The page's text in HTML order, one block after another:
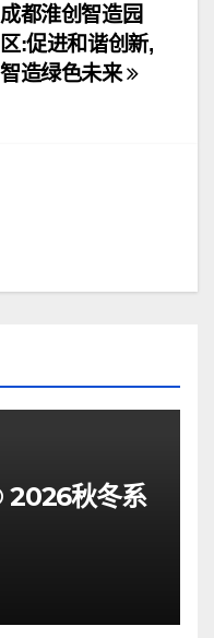
成都淮创智造园
区:促进和谐创新,
智造绿色未来
秋冬系